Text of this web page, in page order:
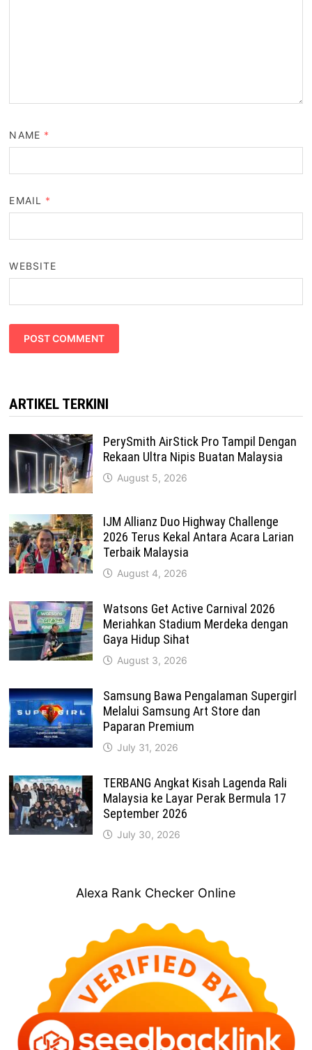
NAME *
EMAIL *
WEBSITE
ARTIKEL TERKINI
PerySmith AirStick Pro Tampil Dengan
Rekaan Ultra Nipis Buatan Malaysia
August 5, 2026
IJM Allianz Duo Highway Challenge
2026 Terus Kekal Antara Acara Larian
Terbaik Malaysia
August 4, 2026
Watsons Get Active Carnival 2026
Meriahkan Stadium Merdeka dengan
Gaya Hidup Sihat
August 3, 2026
Samsung Bawa Pengalaman Supergirl
Melalui Samsung Art Store dan
Paparan Premium
July 31, 2026
TERBANG Angkat Kisah Lagenda Rali
Malaysia ke Layar Perak Bermula 17
September 2026
July 30, 2026
Alexa Rank Checker Online